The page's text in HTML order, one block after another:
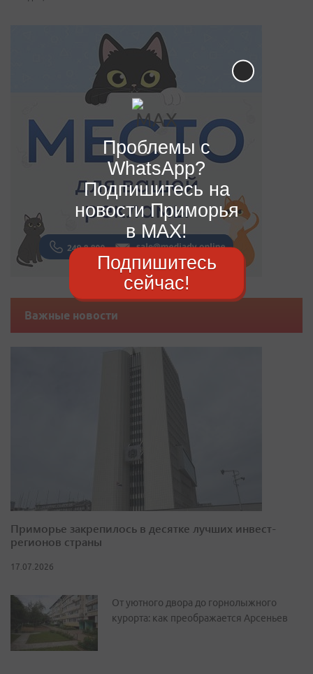
Важные новости
Приморье закрепилось в десятке лучших инвест-
регионов страны
17.07.2026
От уютного двора до горнолыжного
курорта: как преображается Арсеньев
Проблемы с
WhatsApp?
Подпишитесь на
новости Приморья
в MAX!
Подпишитесь
сейчас!